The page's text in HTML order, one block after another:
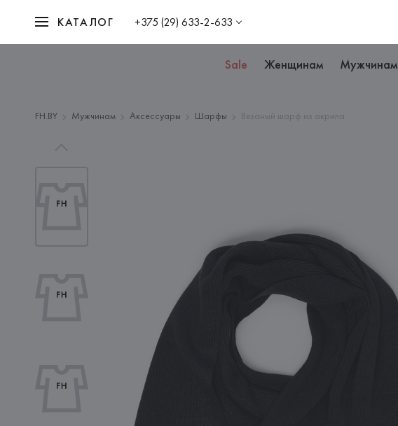
КАТАЛОГ +375 (29) 633-2-633
Sale Женщинам Мужчинам
FH.BY Мужчинам Аксессуары Шарфы Вязаный шарф из акрила